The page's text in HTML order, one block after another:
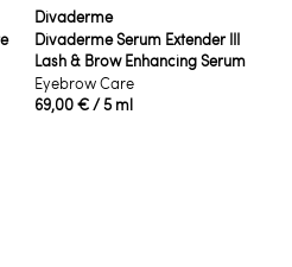
Divaderme
Divaderme Serum Extender III
Lash & Brow Enhancing Serum
Eyebrow Care
69,00 €/ 5 ml